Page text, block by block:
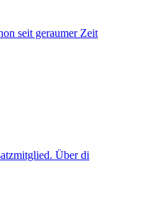
seit geraumer Zeit
Über di